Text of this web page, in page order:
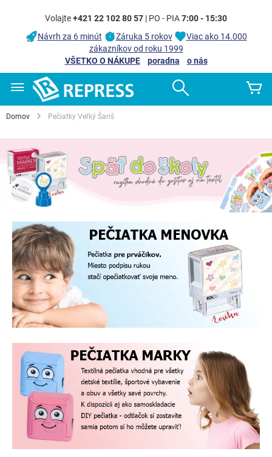
Volajte+421 22 102 80 57 | PO - PIA7:00 - 15:30
Návrh za 6 minút
Záruka 5 rokov
Viac ako 14.000
zákazníkov od roku 1999
VŠETKO O NÁKUPE
poradna
o nás
Domov Pečiatky Veľký Šariš